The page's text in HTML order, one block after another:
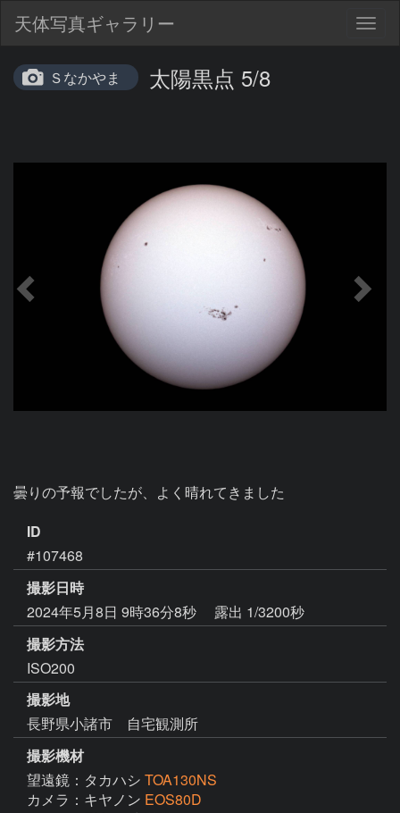
天体写真ギャラリー
Ｓなかやま 太陽黒点 5/8
曇りの予報でしたが、よく晴れてきました
ID
#107468
撮影日時
2024年5月8日 9時36分8秒
露出 1/3200秒
撮影方法
ISO200
撮影地
長野県小諸市 自宅観測所
撮影機材
望遠鏡：タカハシ TOA130NS
カメラ：キヤノン EOS80D